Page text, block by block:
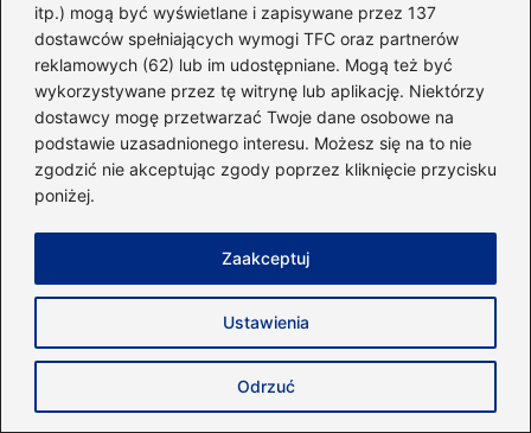
itp.) mogą być wyświetlane i zapisywane przez 137
dostawców spełniających wymogi TFC oraz partnerów
reklamowych (62) lub im udostępniane. Mogą też być
wykorzystywane przez tę witrynę lub aplikację. Niektórzy
dostawcy mogę przetwarzać Twoje dane osobowe na
podstawie uzasadnionego interesu. Możesz się na to nie
zgodzić nie akceptując zgody poprzez kliknięcie przycisku
poniżej.
Ustawienia
Odrzuć
Zaakceptuj
Eugeniusz Borowiak
Autor bloga 40minut.pl to pasjonat sportu, zdrowego stylu
życia i świadomego podejścia do codziennej aktywności.
Od lat zgłębia tematykę treningu siłowego, budowania
sylwetki oraz efektywnych metod poprawy kondycji.
Interesuje się zarówno klasycznym fitnesssem, jak i
nowoczesnymi formami aktywności, które pozwalają
osiągać więcej w krótszym czasie.
Na blogu dzieli się praktyczną wiedzą o diecie, liczeniu
kalorii oraz komponowaniu posiłków wspierających cele
treningowe – od redukcji, przez recomposition, aż po masę.
na ich realne działanie, skład oraz bezpieczeństwo
stosowania.